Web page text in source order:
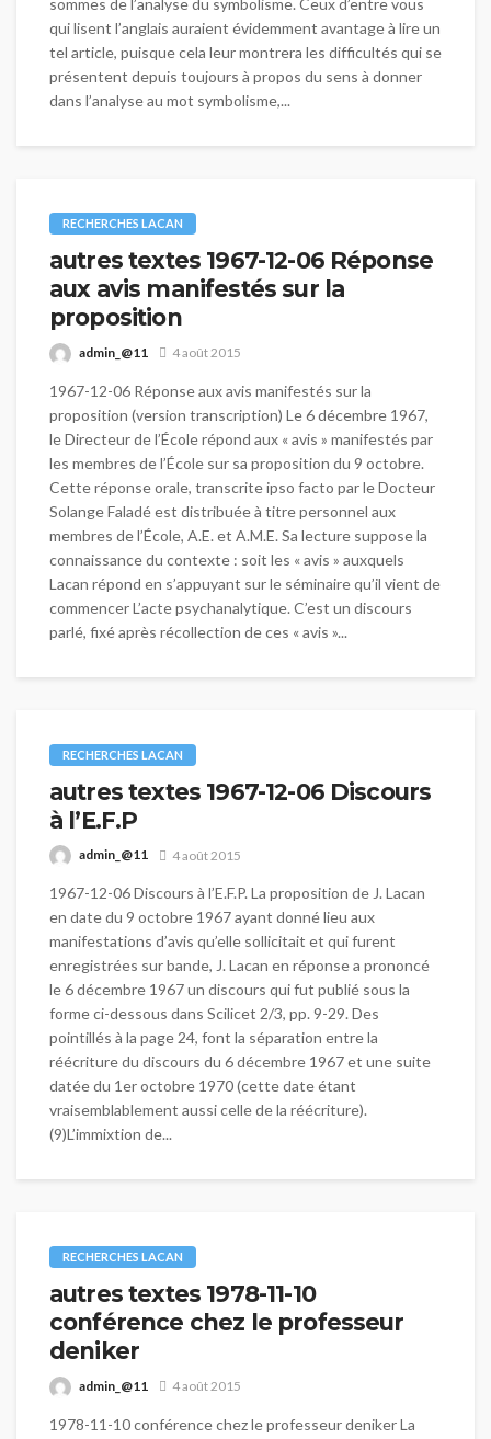
sommes de l’analyse du symbolisme. Ceux d’entre vous
qui lisent l’anglais auraient évidemment avantage à lire un
tel article, puisque cela leur montrera les difficultés qui se
présentent depuis toujours à propos du sens à donner
dans l’analyse au mot symbolisme,...
RECHERCHES LACAN
autres textes 1967-12-06 Réponse
aux avis manifestés sur la
proposition
admin_@11 4 août 2015
1967-12-06 Réponse aux avis manifestés sur la
proposition (version transcription) Le 6 décembre 1967,
le Directeur de l’École répond aux « avis » manifestés par
les membres de l’École sur sa proposition du 9 octobre.
Cette réponse orale, transcrite ipso facto par le Docteur
Solange Faladé est distribuée à titre personnel aux
membres de l’École, A.E. et A.M.E. Sa lecture suppose la
connaissance du contexte : soit les « avis » auxquels
Lacan répond en s’appuyant sur le séminaire qu’il vient de
commencer L’acte psychanalytique. C’est un discours
parlé, fixé après récollection de ces « avis »...
RECHERCHES LACAN
autres textes 1967-12-06 Discours
à l’E.F.P
admin_@11 4 août 2015
1967-12-06 Discours à l’E.F.P. La proposition de J. Lacan
en date du 9 octobre 1967 ayant donné lieu aux
manifestations d’avis qu’elle sollicitait et qui furent
enregistrées sur bande, J. Lacan en réponse a prononcé
le 6 décembre 1967 un discours qui fut publié sous la
forme ci-dessous dans Scilicet 2/3, pp. 9-29. Des
pointillés à la page 24, font la séparation entre la
réécriture du discours du 6 décembre 1967 et une suite
datée du 1er octobre 1970 (cette date étant
vraisemblablement aussi celle de la réécriture).
(9)L’immixtion de...
RECHERCHES LACAN
autres textes 1978-11-10
conférence chez le professeur
deniker
admin_@11 4 août 2015
1978-11-10 conférence chez le professeur deniker La